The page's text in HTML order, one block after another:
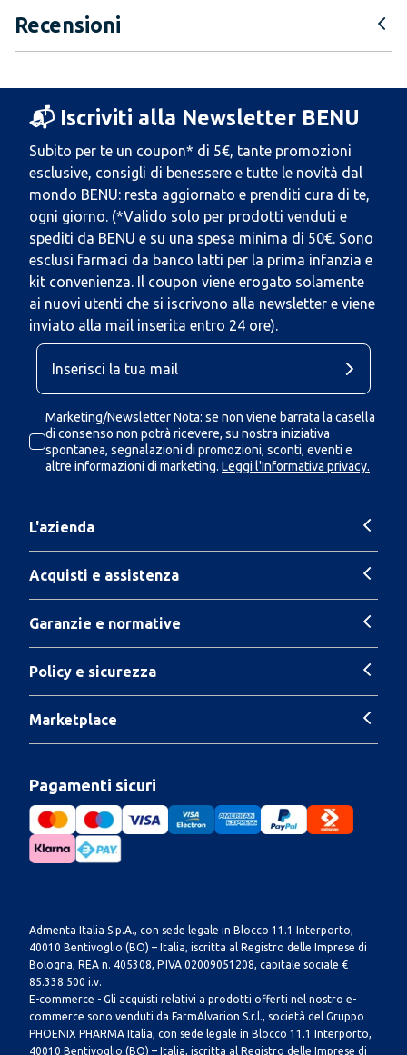
Recensioni
📬 Iscriviti alla Newsletter BENU
Subito per te un coupon* di 5€, tante promozioni
esclusive, consigli di benessere e tutte le novità dal
mondo BENU: resta aggiornato e prenditi cura di te,
ogni giorno. (*Valido solo per prodotti venduti e
spediti da BENU e su una spesa minima di 50€. Sono
esclusi farmaci da banco latti per la prima infanzia e
kit convenienza. Il coupon viene erogato solamente
ai nuovi utenti che si iscrivono alla newsletter e viene
inviato alla mail inserita entro 24 ore).
Marketing/Newsletter Nota: se non viene barrata la casella
di consenso non potrà ricevere, su nostra iniziativa
spontanea, segnalazioni di promozioni, sconti, eventi e
altre informazioni di marketing. Leggi l'Informativa privacy.
L'azienda
Acquisti e assistenza
Garanzie e normative
Policy e sicurezza
Marketplace
Pagamenti sicuri
Admenta Italia S.p.A., con sede legale in Blocco 11.1 Interporto,
40010 Bentivoglio (BO) – Italia, iscritta al Registro delle Imprese di
Bologna, REA n. 405308, P.IVA 02009051208, capitale sociale €
85.338.500 i.v.
E-commerce - Gli acquisti relativi a prodotti offerti nel nostro e-
commerce sono venduti da FarmAlvarion S.r.l., società del Gruppo
PHOENIX PHARMA Italia, con sede legale in Blocco 11.1 Interporto,
40010 Bentivoglio (BO) – Italia, iscritta al Registro delle Imprese di